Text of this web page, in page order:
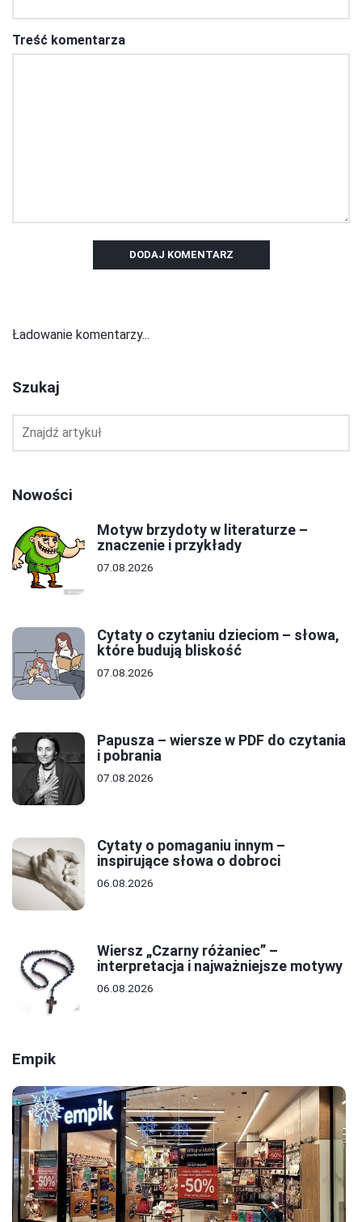
Treść komentarza
DODAJ KOMENTARZ
Ładowanie komentarzy...
Szukaj
Nowości
Motyw brzydoty w literaturze –
znaczenie i przykłady
07.08.2026
Cytaty o czytaniu dzieciom – słowa,
które budują bliskość
07.08.2026
Papusza – wiersze w PDF do czytania
i pobrania
07.08.2026
Cytaty o pomaganiu innym –
inspirujące słowa o dobroci
06.08.2026
Wiersz „Czarny różaniec” –
interpretacja i najważniejsze motywy
06.08.2026
Empik